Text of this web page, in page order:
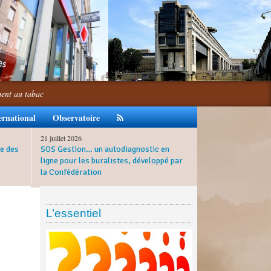
au tabac
Observatoire
des
21 juillet 2026
SOS Gestion… un autodiagnostic en
ligne pour les buralistes, développé par
la Confédération
L’essentiel